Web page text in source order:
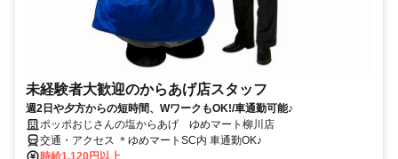
未経験者大歓迎のからあげ店スタッフ
週2日や夕方からの短時間、WワークもOK!/車通勤可能♪
ポッポおじさんの塩からあげ ゆめマート柳川店
交通・アクセス ＊ゆめマートSC内 車通勤OK♪
時給1,120円以上